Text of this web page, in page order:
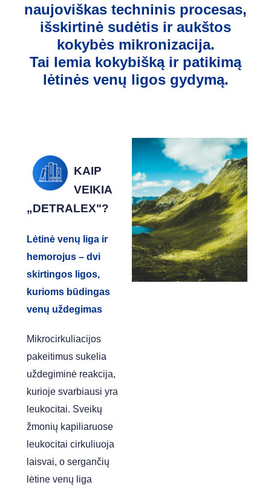
naujoviškas techninis procesas,
išskirtinė sudėtis ir aukštos
kokybės mikronizacija.
Tai lemia kokybišką ir patikimą
lėtinės venų ligos gydymą.
KAIP
VEIKIA
„DETRALEX"?
Lėtinė venų liga ir
hemorojus – dvi
skirtingos ligos,
kurioms būdingas
venų uždegimas
Mikrocirkuliacijos
pakeitimus sukelia
uždegiminė reakcija,
kurioje svarbiausi yra
leukocitai. Sveikų
žmonių kapiliaruose
leukocitai cirkuliuoja
laisvai, o sergančių
lėtine venų liga